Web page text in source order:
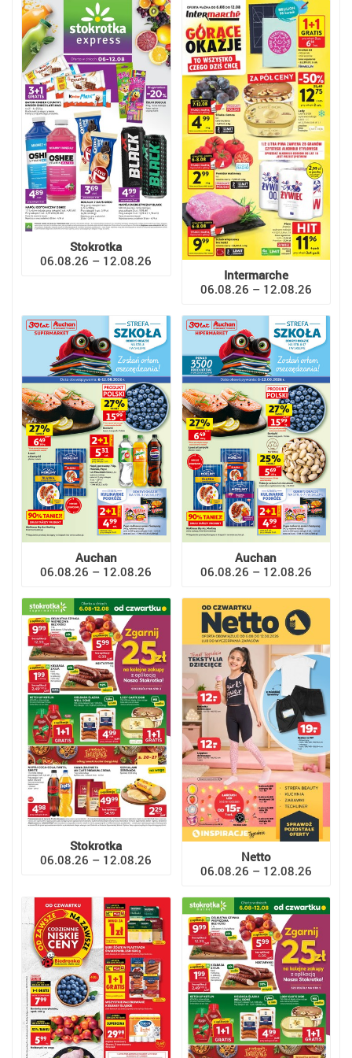
Stokrotka
06.08.26 – 12.08.26
Intermarche
06.08.26 – 12.08.26
Auchan
06.08.26 – 12.08.26
Auchan
06.08.26 – 12.08.26
Stokrotka
06.08.26 – 12.08.26
Netto
06.08.26 – 12.08.26